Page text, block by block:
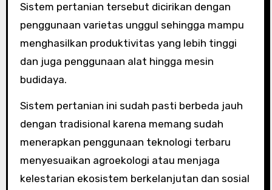
Sistem pertanian tersebut dicirikan dengan
penggunaan varietas unggul sehingga mampu
menghasilkan produktivitas yang lebih tinggi
dan juga penggunaan alat hingga mesin
budidaya.
Sistem pertanian ini sudah pasti berbeda jauh
dengan tradisional karena memang sudah
menerapkan penggunaan teknologi terbaru
menyesuaikan agroekologi atau menjaga
kelestarian ekosistem berkelanjutan dan sosial